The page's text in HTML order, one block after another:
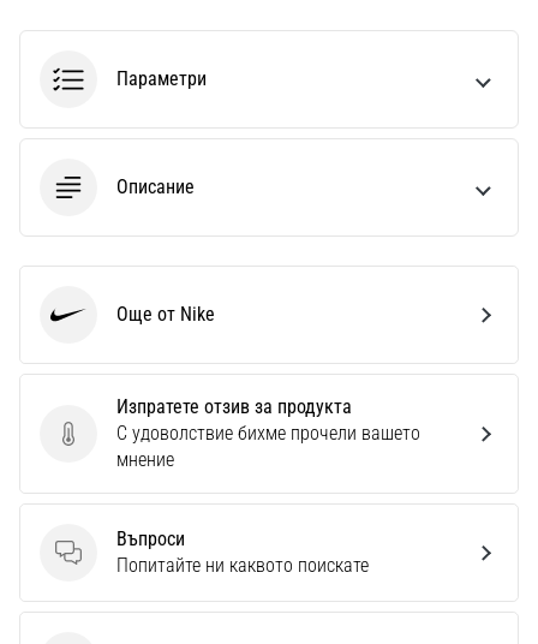
Параметри
Описание
Изпратете отзив за продукта
Изпратете отзив за продукта
С удоволствие бихме прочели вашето
мнение
Въпроси
Въпроси
Попитайте ни каквото поискате
Още от Nike